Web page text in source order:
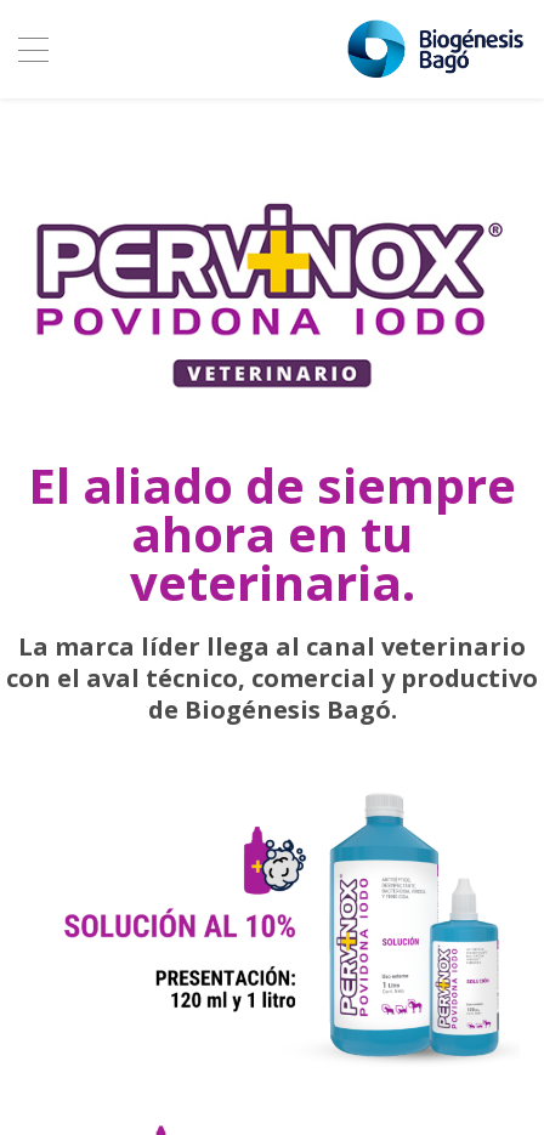
El aliado de siempre
ahora en tu
veterinaria.
La marca líder llega al canal veterinario
con el aval técnico, comercial y productivo
de Biogénesis Bagó.